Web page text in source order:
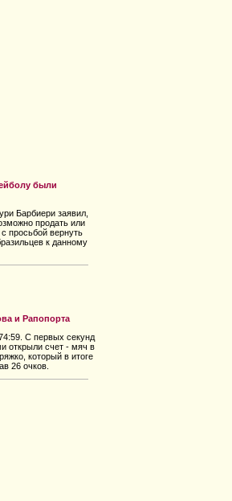
были
Барбиери заявил,
продать или
просьбой вернуть
к данному
и Рапопорта
С первых секунд
открыли счет - мяч в
который в итоге
26 очков.